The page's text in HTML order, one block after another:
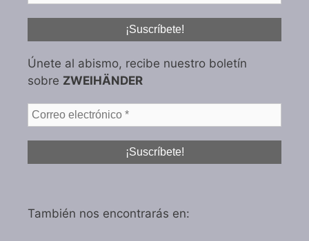
Únete al abismo, recibe nuestro boletín
sobre ZWEIHÄNDER
También nos encontrarás en: